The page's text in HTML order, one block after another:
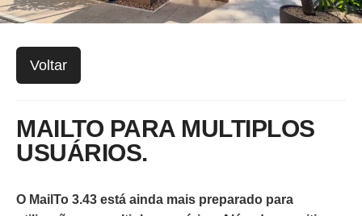
Voltar
MAILTO PARA MULTIPLOS
USUÁRIOS.
O MailTo 3.43 está ainda mais preparado para